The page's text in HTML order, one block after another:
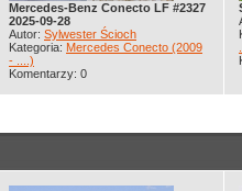
Mercedes-Benz Conecto LF #2327
2025-09-28
Autor: Sylwester Ścioch
Kategoria: Mercedes Conecto (2009
- ....)
Komentarzy: 0